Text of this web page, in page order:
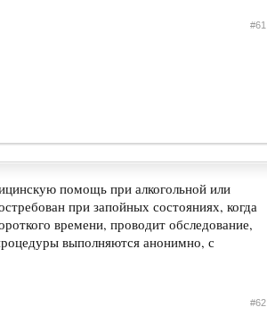
#61
помощь при алкогольной или
при запойных состояниях, когда
времени, проводит обследование,
выполняются анонимно, с
#62